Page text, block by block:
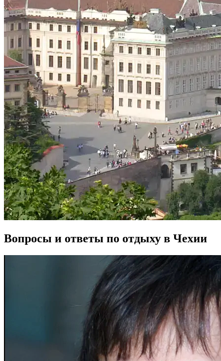
Вопросы и ответы по отдыху в Чехии